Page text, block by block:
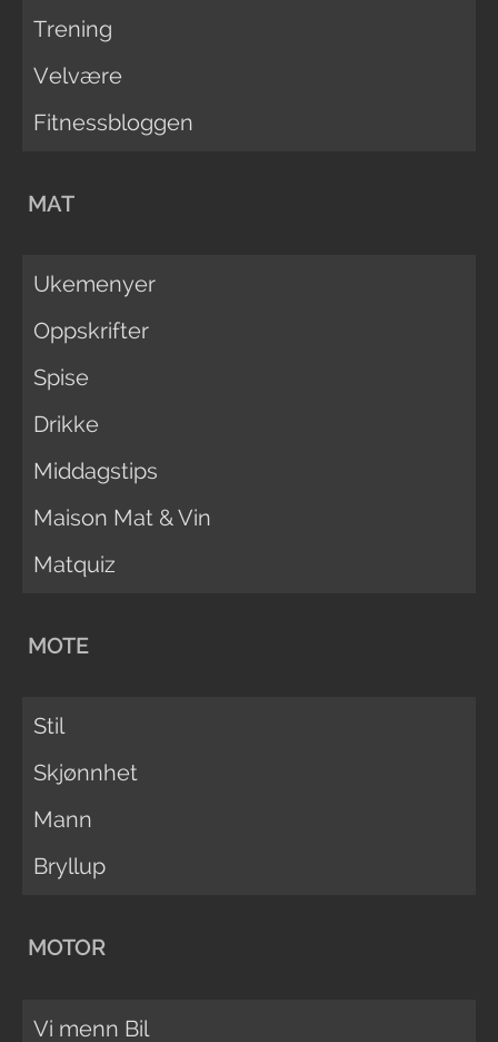
Trening
Velvære
Fitnessbloggen
MAT
Ukemenyer
Oppskrifter
Spise
Drikke
Middagstips
Maison Mat & Vin
Matquiz
MOTE
Stil
Skjønnhet
Mann
Bryllup
MOTOR
Vi menn Bil